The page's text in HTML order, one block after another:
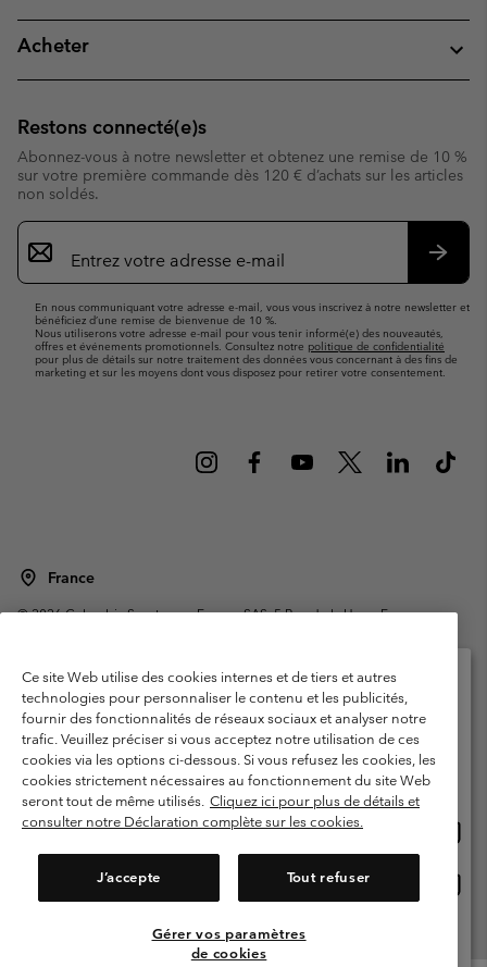
Acheter
Restons connecté(e)s
Abonnez-vous à notre newsletter et obtenez une remise de 10 %
sur votre première commande dès 120 € d’achats sur les articles
non soldés.
Inscription
par
e-
En nous communiquant votre adresse e-mail, vous vous inscrivez à notre newsletter et
bénéficiez d’une remise de bienvenue de 10 %.
Nous utiliserons votre adresse e-mail pour vous tenir informé(e) des nouveautés,
offres et événements promotionnels. Consultez notre politique de confidentialité
pour plus de détails sur notre traitement des données vous concernant à des fins de
marketing et sur les moyens dont vous disposez pour retirer votre consentement.
France
©2026Columbia Sportswear Europe SAS. 5 Rue de la Haye, Espace
Garanties Légales
Politique de confidentialité
Conditions d'utilisation - Membres
Conditions D'utilisation - Contenu généré par l'utilisateur
Impressum
Cookies
Public CBCR
Service client: Lun - Sam de 9h à 13h et de 14h à 18h
Ce site Web utilise des cookies internes et de tiers et autres
technologies pour personnaliser le contenu et les publicités,
fournir des fonctionnalités de réseaux sociaux et analyser notre
trafic. Veuillez préciser si vous acceptez notre utilisation de ces
cookies via les options ci-dessous. Si vous refusez les cookies, les
cookies strictement nécessaires au fonctionnement du site Web
seront tout de même utilisés. Cliquez ici pour plus de détails et
consulter notre Déclaration complète sur les cookies.
J’accepte Tout refuser
Gérer vos paramètres
de cookies
Veuillez sélectionner votre pays d’expédition et
votre langue
Achats en ligne disponibles
United States
ligne
France
Voir Tous Les Pays